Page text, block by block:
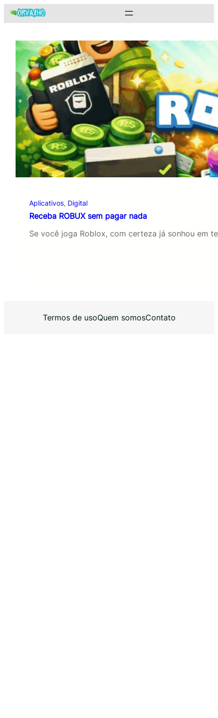
Pular
para
Aplicativos, Digital
Receba ROBUX sem pagar nada
Se você joga Roblox, com certeza já sonhou em
Termos de usoQuem somosContato